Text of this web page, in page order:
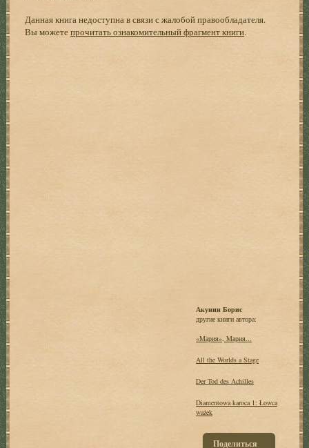
Данная книга недоступна в связи с жалобой правообладателя.
Вы можетепрочитать ознакомительный фрагмент книги.
Акунин Борис
другие книги автора:
«Мария», Мария...
All the Worlds a Stage
Der Tod des Achilles
Diamentowa karoca 1: Łowca
ważek
Поделиться